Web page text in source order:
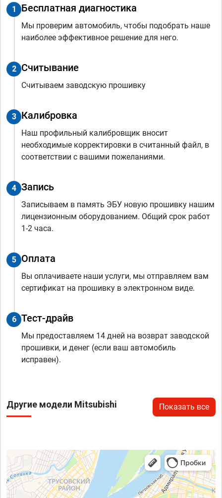
1 Бесплатная диагностика
Мы проверим автомобиль, чтобы подобрать наше
наиболее эффективное решение для него.
2 Считывание
Считываем заводскую прошивку
3 Калибровка
Наш профильный калибровщик вносит
необходимые корректировки в считанный файл, в
соответствии с вашими пожеланиями.
4 Запись
Записываем в память ЭБУ новую прошивку нашим
лицензионным оборудованием. Общий срок работ
1-2 часа.
5 Оплата
Вы оплачиваете наши услуги, мы отправляем вам
сертификат на прошивку в электронном виде.
6 Тест-драйв
Мы предоставляем 14 дней на возврат заводской
прошивки, и денег (если ваш автомобиль
исправен).
Другие модели Mitsubishi Показать все